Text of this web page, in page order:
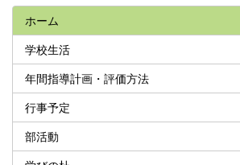
ホーム
学校生活
年間指導計画・評価方法
行事予定
部活動